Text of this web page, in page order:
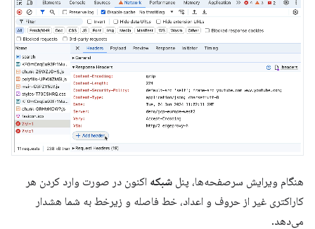
هنگام ویرایش سرصفحه‌ها، پنل شبکه اکنون در صورت وارد کردن هر
کاراکتری غیر از حروف و اعداد، خط فاصله و زیرخط به شما هشدار
می‌دهد.